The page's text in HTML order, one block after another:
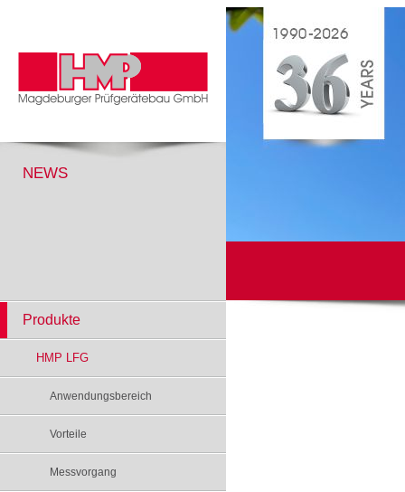
NEWS
Produkte
HMP LFG
Anwendungsbereich
Vorteile
Messvorgang